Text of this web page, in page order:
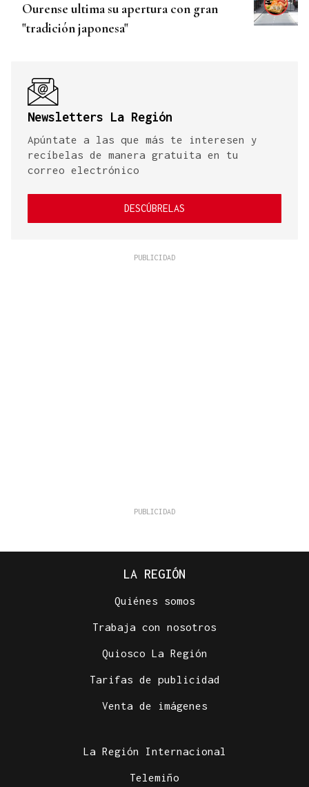
Ourense ultima su apertura con gran
"tradición japonesa"
Newsletters La Región
Apúntate a las que más te interesen y
recíbelas de manera gratuita en tu
correo electrónico
DESCÚBRELAS
LA REGIÓN
Quiénes somos
Trabaja con nosotros
Quiosco La Región
Tarifas de publicidad
Venta de imágenes
La Región Internacional
Telemiño